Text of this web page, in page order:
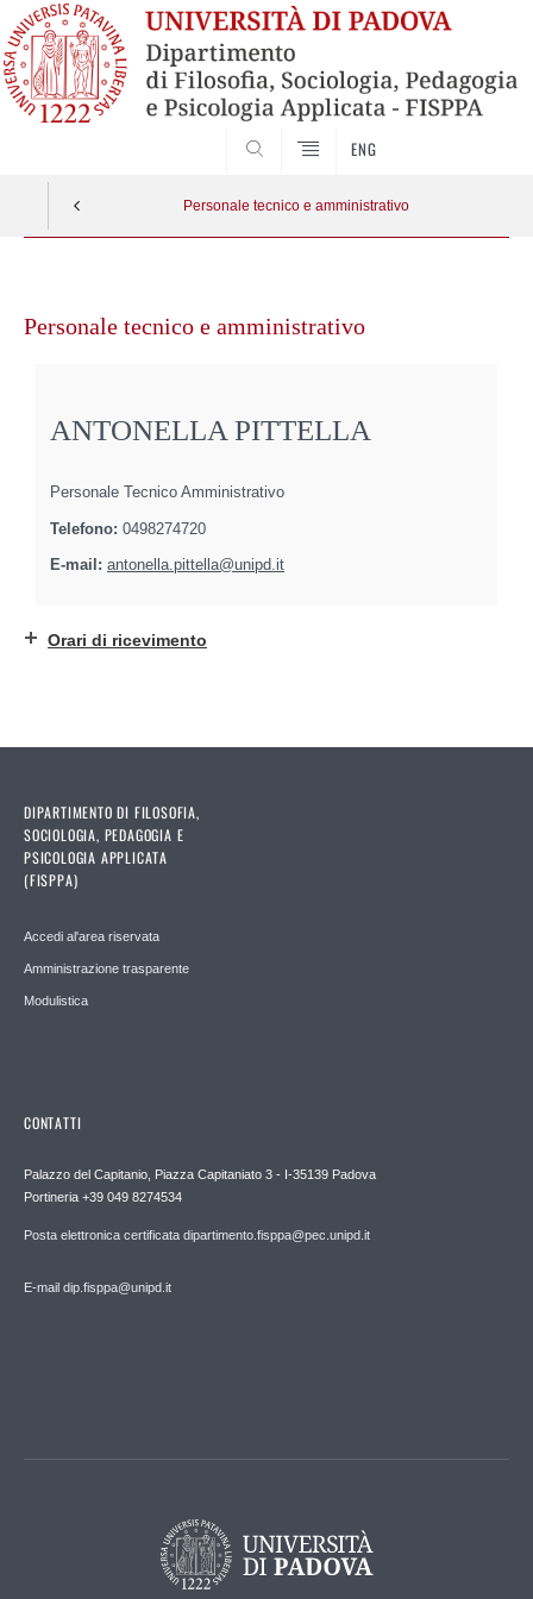
ENG
Personale tecnico e amministrativo
contenuto
Personale tecnico e amministrativo
ANTONELLA PITTELLA
Personale Tecnico Amministrativo
Telefono: 0498274720
E-mail: antonella.pittella@unipd.it
Orari di ricevimento
DIPARTIMENTO DI FILOSOFIA,
SOCIOLOGIA, PEDAGOGIA E
PSICOLOGIA APPLICATA
(FISPPA)
Accedi al'area riservata
Amministrazione trasparente
Modulistica
CONTATTI
Palazzo del Capitanio, Piazza Capitaniato 3 - I-35139 Padova
Portineria +39 049 8274534
Posta elettronica certificata dipartimento.fisppa@pec.unipd.it
E-mail dip.fisppa@unipd.it